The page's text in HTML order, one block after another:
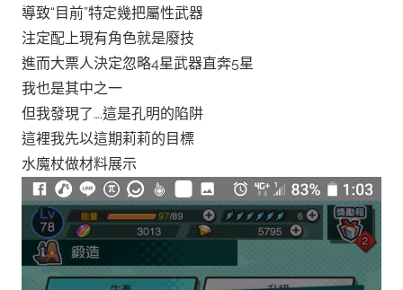
導致“目前”特定幾把屬性武器
注定配上現有角色就是廢技
進而大票人決定忽略4星武器直奔5星
我也是其中之一
但我發現了….這是孔明的陷阱
這裡我先以這期莉莉的目標
水魔杖做材料展示